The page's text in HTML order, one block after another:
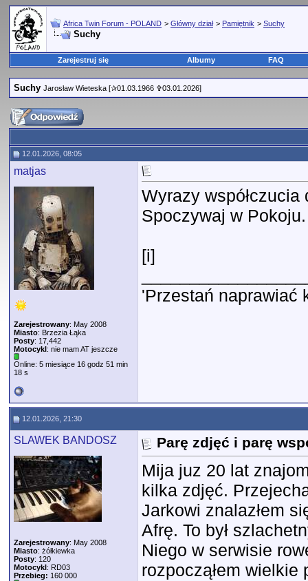
Africa Twin Forum - POLAND > Główny dział > Pamiętnik > Suchy
Suchy
Zarejestruj się Albumy FAQ
Suchy Jarosław Wieteska [✰01.03.1966 ✞03.01.2026]
12.01.2026, 08:05
matjas
Zarejestrowany: May 2008
Miasto: Brzezia Łąka
Posty: 17,442
Motocykl: nie mam AT jeszcze
Online: 5 miesiące 16 godz 51 min
18 s
Wyrazy
Spoczywaj w
[i]
'Przestań naprawiać
12.01.2026, 21:30
SLAWEK BANDOSZ
Zarejestrowany: May 2008
Miasto: żółkiewka
Posty: 120
Motocykl: RD03
Przebieg: 160 000
Parę zdjęć i parę
Mija juz 20 lat
kilka zdjęć.
Jarkowi znalazłem
Afrę. To był
Niego w serwisie
rozpocząłem wielkie